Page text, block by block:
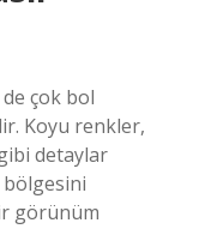
çok bol
Koyu renkler,
detaylar
görünüm